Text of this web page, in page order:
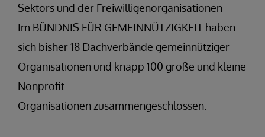
Sektors und der Freiwilligenorganisationen
Im BÜNDNIS FÜR GEMEINNÜTZIGKEIT haben
sich bisher 18 Dachverbände gemeinnütziger
Organisationen und knapp 100 große und kleine
Nonprofit
Organisationen zusammengeschlossen.